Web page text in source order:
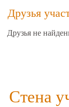
Друзья
Друзья не
Стена